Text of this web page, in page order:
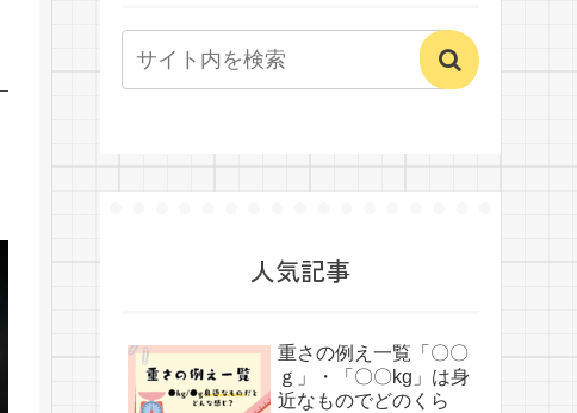
人気記事
重さの例え一覧「〇〇
ｇ」・「〇〇kg」は身
近なものでどのくら